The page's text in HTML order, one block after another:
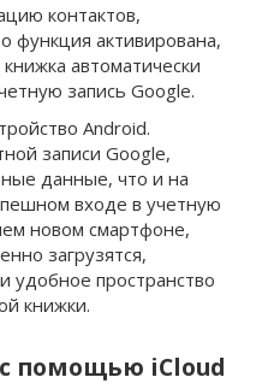
контактов,
функция активирована,
автоматически
запись Google.
Android.
записи Google,
данные, что и на
входе в учетную
новом смартфоне,
загрузятся,
удобное пространство
книжки.
помощью iCloud